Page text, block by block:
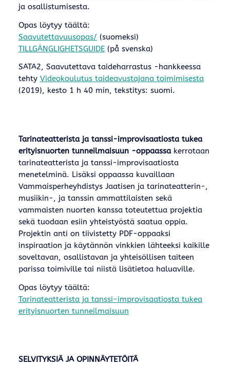
ja osallistumisesta.
Opas löytyy täältä:
Saavutettavuusopas/ (suomeksi)
TILLGÄNGLIGHETSGUIDE(på svenska)
SATA2, Saavutettava taideharrastus -hankkeessa
tehty Videokoulutus taideavustajana toimimisesta
(2019), kesto 1 h 40 min, tekstitys: suomi.
Tarinateatterista ja tanssi-improvisaatiosta tukea
erityisnuorten tunneilmaisuun -oppaassakerrotaan
tarinateatterista ja tanssi-improvisaatiosta
menetelminä. Lisäksi oppaassa kuvaillaan
Vammaisperheyhdistys Jaatisen ja tarinateatterin-,
musiikin-, ja tanssin ammattilaisten sekä
vammaisten nuorten kanssa toteutettua projektia
sekä tuodaan esiin yhteistyöstä saatua oppia.
Projektin anti on tiivistetty PDF-oppaaksi
inspiraation ja käytännön vinkkien lähteeksi kaikille
soveltavan, osallistavan ja yhteisöllisen taiteen
parissa toimiville tai niistä lisätietoa haluaville.
Opas löytyy täältä:
Tarinateatterista ja tanssi-improvisaatiosta tukea
erityisnuorten tunneilmaisuun
SELVITYKSIÄ JA OPINNÄYTETÖITÄ